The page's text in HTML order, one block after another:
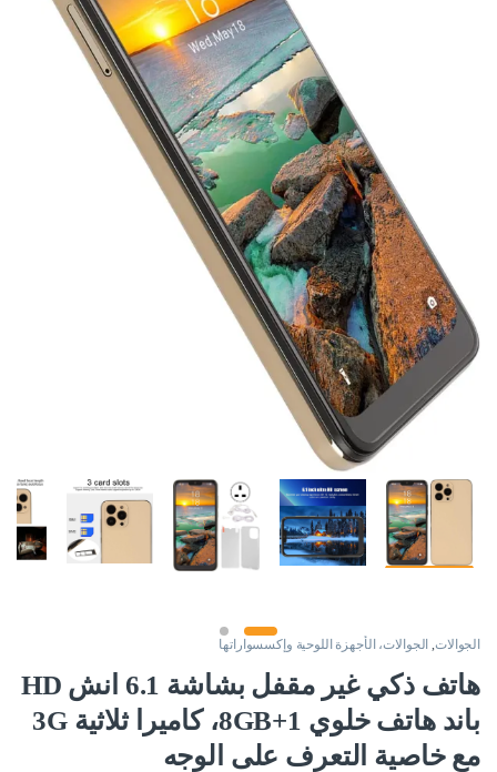
الجوالات الجوالات، الأجهزة اللوحية وإكسسواراتها
هاتف ذكي غير مقفل بشاشة 6.1 انش HD
باند هاتف خلوي 1+8GB، كاميرا ثلاثية 3G
مع خاصية التعرف على الوجه